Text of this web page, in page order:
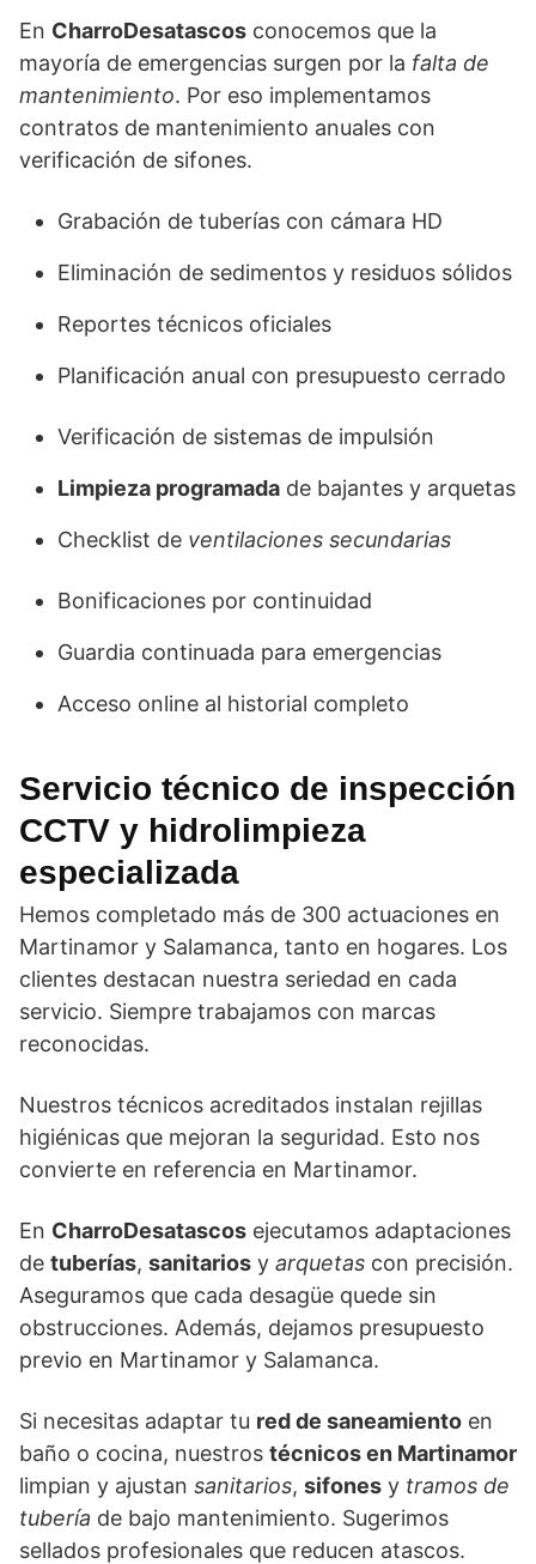
En CharroDesatascos conocemos que la
mayoría de emergencias surgen por la falta de
mantenimiento. Por eso implementamos
contratos de mantenimiento anuales con
verificación de sifones.
Grabación de tuberías con cámara HD
Eliminación de sedimentos y residuos sólidos
Reportes técnicos oficiales
Planificación anual con presupuesto cerrado
Verificación de sistemas de impulsión
Limpieza programada de bajantes y arquetas
Checklist de ventilaciones secundarias
Bonificaciones por continuidad
Guardia continuada para emergencias
Acceso online al historial completo
Servicio técnico de inspección
CCTV y hidrolimpieza
especializada
Hemos completado más de 300 actuaciones en
Martinamor y Salamanca, tanto en hogares. Los
clientes destacan nuestra seriedad en cada
servicio. Siempre trabajamos con marcas
reconocidas.
Nuestros técnicos acreditados instalan rejillas
higiénicas que mejoran la seguridad. Esto nos
convierte en referencia en Martinamor.
En CharroDesatascos ejecutamos adaptaciones
de tuberías, sanitarios y arquetas con precisión.
Aseguramos que cada desagüe quede sin
obstrucciones. Además, dejamos presupuesto
previo en Martinamor y Salamanca.
Si necesitas adaptar tu red de saneamiento en
baño o cocina, nuestros técnicos en Martinamor
limpian y ajustan sanitarios, sifones y tramos de
tubería de bajo mantenimiento. Sugerimos
sellados profesionales que reducen atascos.